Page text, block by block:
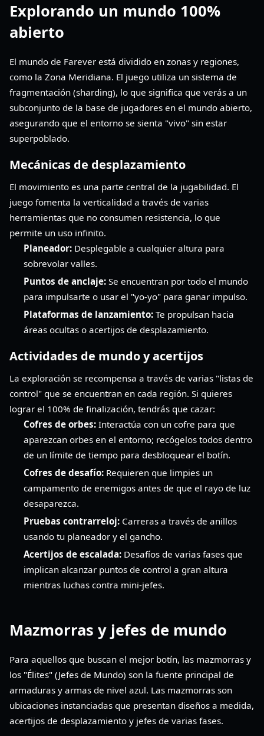
Explorando un mundo 100%
abierto
El mundo de Farever está dividido en zonas y regiones,
como la Zona Meridiana. El juego utiliza un sistema de
fragmentación (sharding), lo que significa que verás a un
subconjunto de la base de jugadores en el mundo abierto,
asegurando que el entorno se sienta "vivo" sin estar
superpoblado.
Mecánicas de desplazamiento
El movimiento es una parte central de la jugabilidad. El
juego fomenta la verticalidad a través de varias
herramientas que no consumen resistencia, lo que
permite un uso infinito.
Planeador: Desplegable a cualquier altura para
sobrevolar valles.
Puntos de anclaje: Se encuentran por todo el mundo
para impulsarte o usar el "yo-yo" para ganar impulso.
Plataformas de lanzamiento: Te propulsan hacia
áreas ocultas o acertijos de desplazamiento.
Actividades de mundo y acertijos
La exploración se recompensa a través de varias "listas de
control" que se encuentran en cada región. Si quieres
lograr el 100% de finalización, tendrás que cazar:
Cofres de orbes: Interactúa con un cofre para que
aparezcan orbes en el entorno; recógelos todos dentro
de un límite de tiempo para desbloquear el botín.
Cofres de desafío: Requieren que limpies un
campamento de enemigos antes de que el rayo de luz
desaparezca.
Pruebas contrarreloj: Carreras a través de anillos
usando tu planeador y el gancho.
Acertijos de escalada: Desafíos de varias fases que
implican alcanzar puntos de control a gran altura
mientras luchas contra mini-jefes.
Mazmorras y jefes de mundo
Para aquellos que buscan el mejor botín, las mazmorras y
los "Élites" (Jefes de Mundo) son la fuente principal de
armaduras y armas de nivel azul. Las mazmorras son
ubicaciones instanciadas que presentan diseños a medida,
acertijos de desplazamiento y jefes de varias fases.